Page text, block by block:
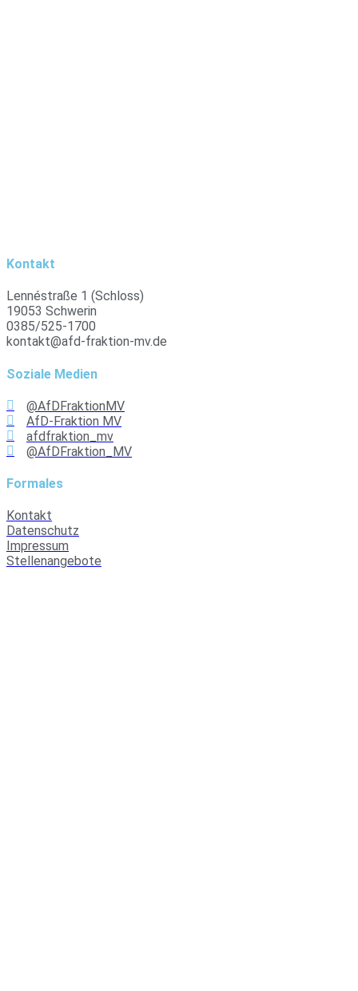
Kontakt
Lennéstraße 1 (Schloss)
19053 Schwerin
0385/525-1700
kontakt@afd-fraktion-mv.de
Soziale Medien
@AfDFraktionMV
AfD-Fraktion MV
afdfraktion_mv
@AfDFraktion_MV
Formales
Kontakt
Datenschutz
Impressum
Stellenangebote